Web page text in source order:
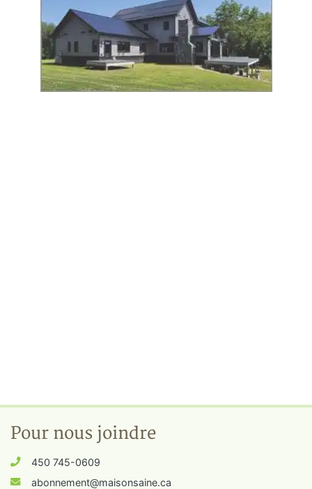
Pour nous joindre
450 745-0609
abonnement@maisonsaine.ca